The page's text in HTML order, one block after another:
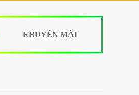
KHUYẾN MÃI